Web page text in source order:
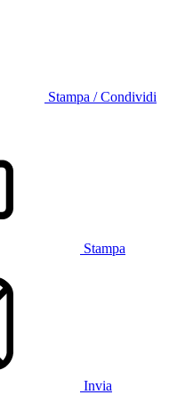
Stampa / Condividi
Stampa
Invia